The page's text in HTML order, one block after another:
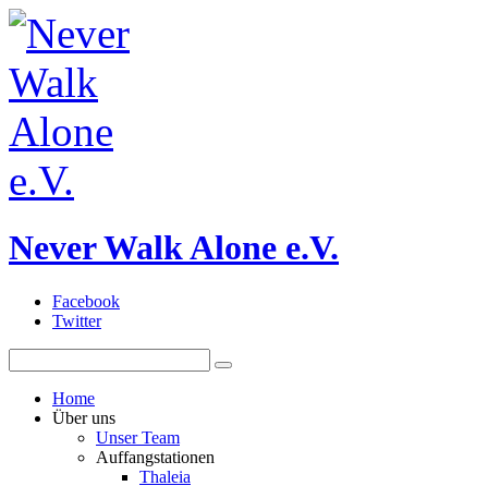
Never Walk Alone e.V.
Facebook
Twitter
Home
Über uns
Unser Team
Auffangstationen
Thaleia